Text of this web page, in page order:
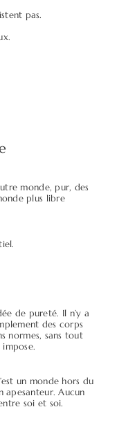
pas.
monde, pur, des
plus libre
de pureté. Il n’y a
des corps
normes, sans tout
un monde hors du
apesanteur. Aucun
soi et soi.
Boiron